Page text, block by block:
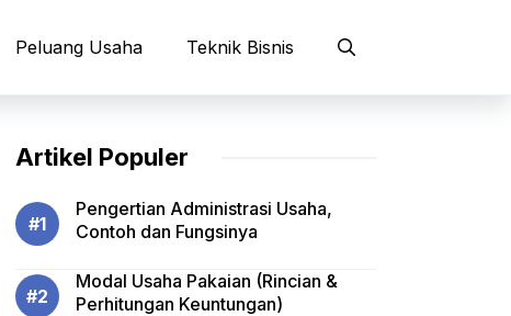
Peluang Usaha Teknik Bisnis
Artikel Populer
Pengertian Administrasi Usaha,
Contoh dan Fungsinya
Modal Usaha Pakaian (Rincian &
Perhitungan Keuntungan)